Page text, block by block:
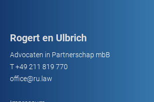
Rogert en Ulbrich
Advocaten in Partnerschap mbB
T+49 211 819 770
office@ru.law